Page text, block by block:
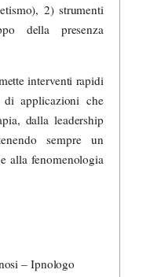
2) strumenti
della presenza
interventi rapidi
applicazioni che
dalla leadership
sempre un
alla fenomenologia
– Ipnologo